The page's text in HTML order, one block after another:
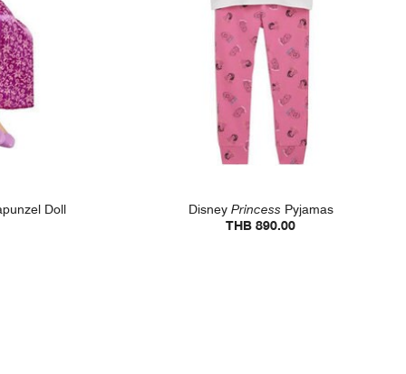
Doll DisneyPrincess Pyjamas
THB 890.00